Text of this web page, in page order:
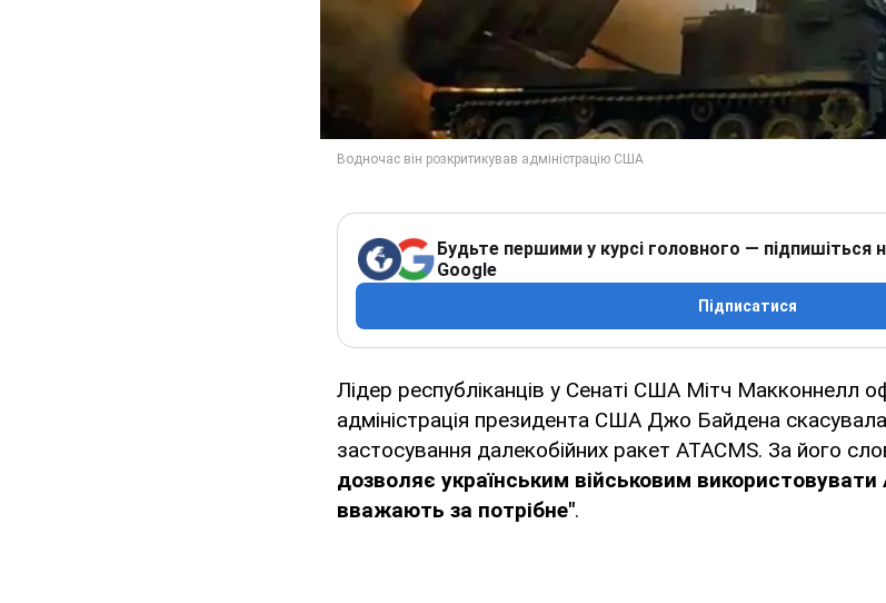
Будьте першими у курсі головного — підпишіться
Google
Підписатися
Лідер республіканців у Сенаті США Мітч Макконнелл
адміністрація президента США Джо Байдена
застосування далекобійних ракет ATACMS. За його
дозволяє українським військовим використовувати
вважають за потрібне".